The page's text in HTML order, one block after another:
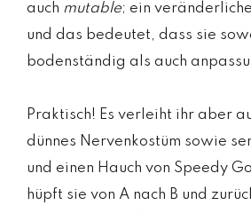
auch mutable; ein
und das bedeutet, dass sie
bodenständig als auch
Praktisch! Es verleiht ihr aber
dünnes Nervenkostüm sowie
und einen Hauch von Speedy
hüpft sie von A nach B und